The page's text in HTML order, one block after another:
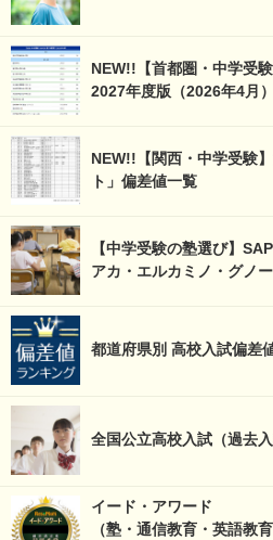
NEW!!【首都圏・中学受
2027年度版（2026年4月）
NEW!!【関西・中学受験
ト」偏差値一覧
【中学受験の塾選び】
アカ・エルカミノ・グノ
都道府県別 高校入試偏差
全国公立高校入試（過去入
イード・アワード
（塾・通信教育・英語教